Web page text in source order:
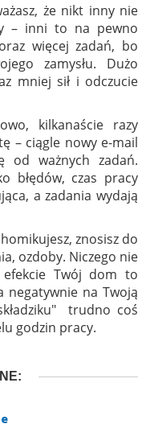
że nikt inny nie
– inni to na pewno
więcej zadań, bo
zamysłu. Dużo
mniej sił i odczucie
kilkanaście razy
– ciągle nowy e-mail
od ważnych zadań.
błędów, czas pracy
a zadania wydają
znosisz do
ozdoby. Niczego nie
Twój dom to
negatywnie na Twoją
trudno coś
godzin pracy.